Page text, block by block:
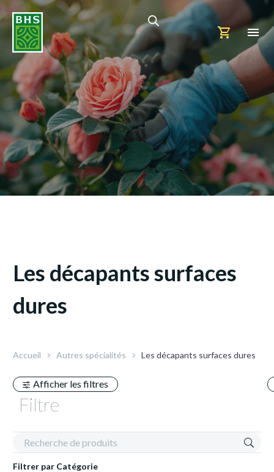
Les décapants surfaces
dures
Accueil Autres spécialités Les décapants surfaces dures
Afficher les filtres
Filtre
Filtrer par Catégorie